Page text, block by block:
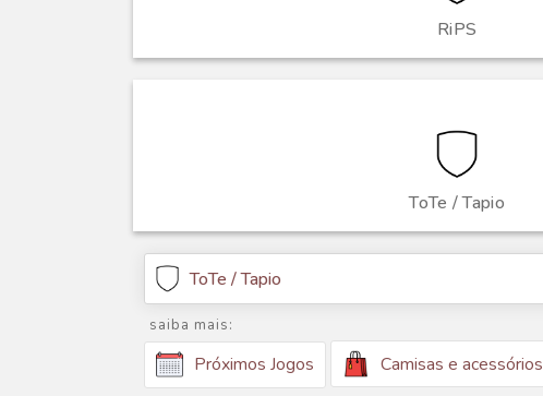
RiPS
ToTe / Tapio
ToTe / Tapio
saiba mais:
Próximos Jogos Camisas e acessórios